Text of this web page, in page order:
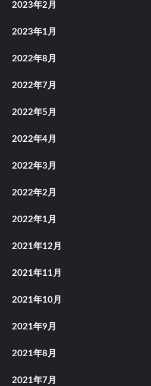
2023年2月
2023年1月
2022年8月
2022年7月
2022年5月
2022年4月
2022年3月
2022年2月
2022年1月
2021年12月
2021年11月
2021年10月
2021年9月
2021年8月
2021年7月